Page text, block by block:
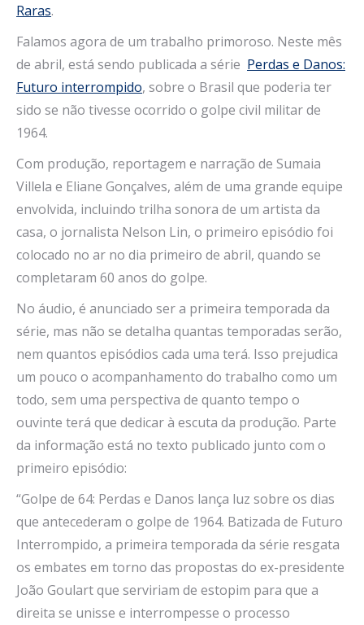
Raras.
Falamos agora de um trabalho primoroso. Neste mês
de abril, está sendo publicada a série Perdas e Danos:
Futuro interrompido, sobre o Brasil que poderia ter
sido se não tivesse ocorrido o golpe civil militar de
1964.
Com produção, reportagem e narração de Sumaia
Villela e Eliane Gonçalves, além de uma grande equipe
envolvida, incluindo trilha sonora de um artista da
casa, o jornalista Nelson Lin, o primeiro episódio foi
colocado no ar no dia primeiro de abril, quando se
completaram 60 anos do golpe.
No áudio, é anunciado ser a primeira temporada da
série, mas não se detalha quantas temporadas serão,
nem quantos episódios cada uma terá. Isso prejudica
um pouco o acompanhamento do trabalho como um
todo, sem uma perspectiva de quanto tempo o
ouvinte terá que dedicar à escuta da produção. Parte
da informação está no texto publicado junto com o
primeiro episódio:
“Golpe de 64: Perdas e Danos lança luz sobre os dias
que antecederam o golpe de 1964. Batizada de Futuro
Interrompido, a primeira temporada da série resgata
os embates em torno das propostas do ex-presidente
João Goulart que serviriam de estopim para que a
direita se unisse e interrompesse o processo